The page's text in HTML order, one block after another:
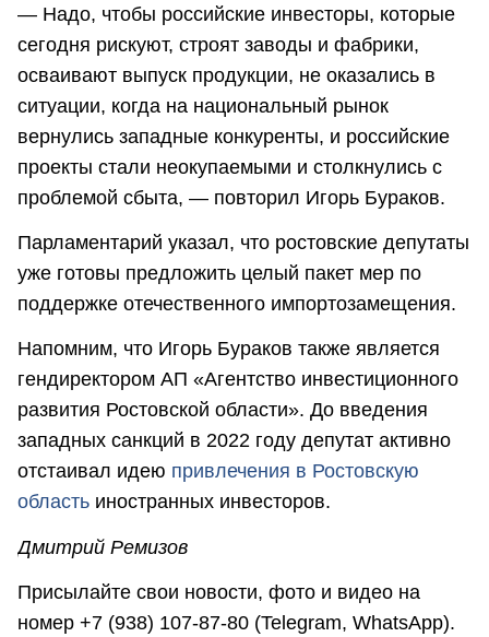
— Надо, чтобы российские инвесторы, которые
сегодня рискуют, строят заводы и фабрики,
осваивают выпуск продукции, не оказались в
ситуации, когда на национальный рынок
вернулись западные конкуренты, и российские
проекты стали неокупаемыми и столкнулись с
проблемой сбыта, — повторил Игорь Бураков.
Парламентарий указал, что ростовские депутаты
уже готовы предложить целый пакет мер по
поддержке отечественного импортозамещения.
Напомним, что Игорь Бураков также является
гендиректором АП «Агентство инвестиционного
развития Ростовской области». До введения
западных санкций в 2022 году депутат активно
отстаивал идею привлечения в Ростовскую
область иностранных инвесторов.
Дмитрий Ремизов
Присылайте свои новости, фото и видео на
номер +7 (938) 107-87-80 (Telegram, WhatsApp).